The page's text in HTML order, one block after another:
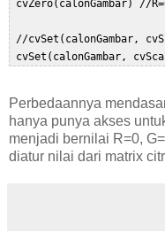
cvZero(calonGambar) //
//cvSet(calonGambar,
Perbedaannya
hanya punya akses
menjadi bernilai R=0,
diatur nilai dari matrix